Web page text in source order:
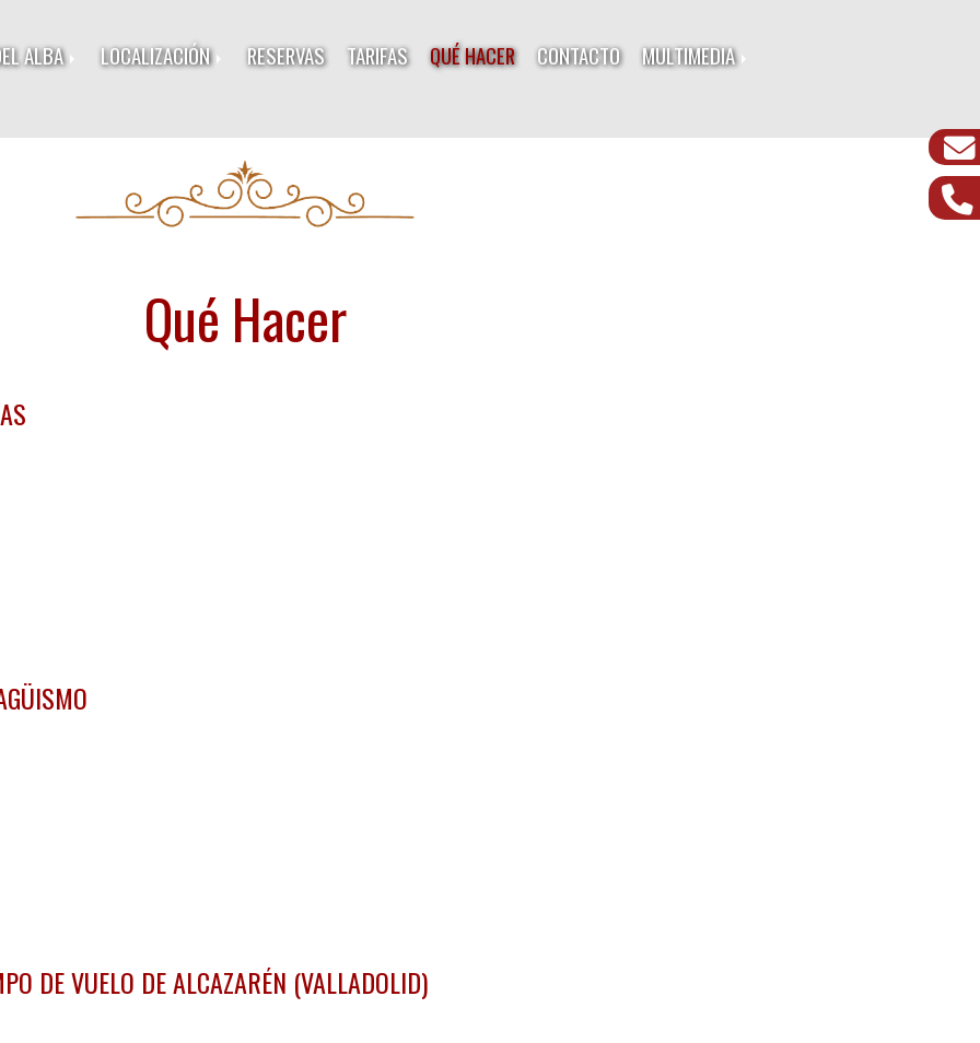
ALBA LOCALIZACIÓN RESERVAS TARIFAS QUÉ HACER CONTACTO MULTIMEDIA
Qué Hacer
DE VUELO DE ALCAZARÉN (VALLADOLID)